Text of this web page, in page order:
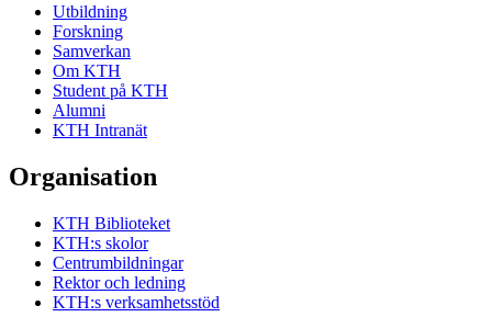
Utbildning
Forskning
Samverkan
Om KTH
Student på KTH
Alumni
KTH Intranät
Organisation
KTH Biblioteket
KTH:s skolor
Centrumbildningar
Rektor och ledning
KTH:s verksamhetsstöd